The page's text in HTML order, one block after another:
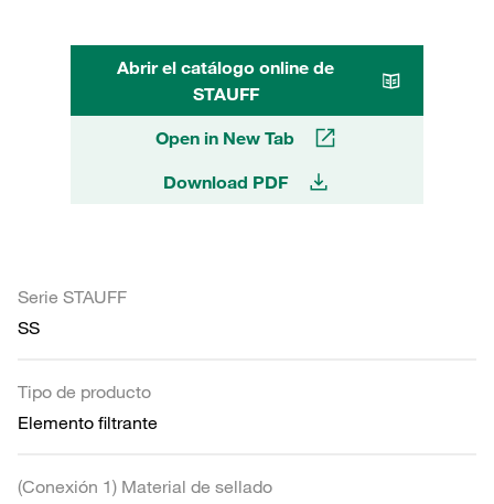
Abrir el catálogo online de
STAUFF
Open in New Tab
Download PDF
Serie STAUFF
SS
Tipo de producto
Elemento filtrante
(Conexión 1) Material de sellado